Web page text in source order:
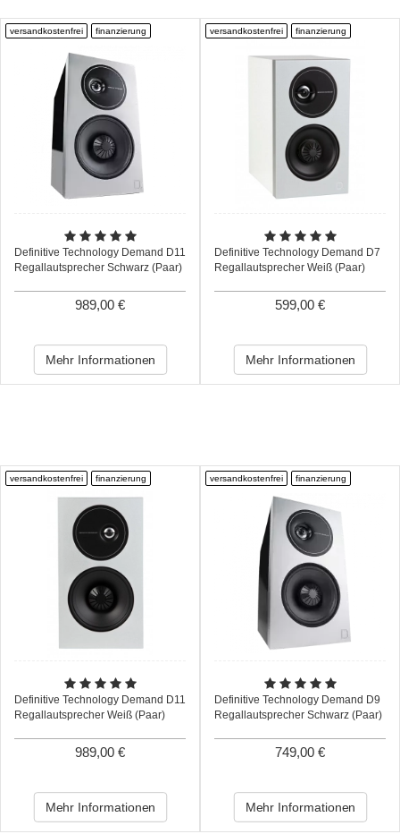
versandkostenfrei finanzierung
Definitive Technology Demand D11
Regallautsprecher Schwarz (Paar)
989,00 €
Mehr Informationen
versandkostenfrei finanzierung
Definitive Technology Demand D7
Regallautsprecher Weiß (Paar)
599,00 €
Mehr Informationen
versandkostenfrei finanzierung
Definitive Technology Demand D11
Regallautsprecher Weiß (Paar)
989,00 €
Mehr Informationen
versandkostenfrei finanzierung
Definitive Technology Demand D9
Regallautsprecher Schwarz (Paar)
749,00 €
Mehr Informationen